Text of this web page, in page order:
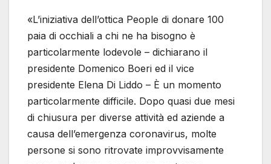
«L’iniziativa dell’ottica People di donare 100
paia di occhiali a chi ne ha bisogno è
particolarmente lodevole – dichiarano il
presidente Domenico Boeri ed il vice
presidente Elena Di Liddo – È un momento
particolarmente difficile. Dopo quasi due mesi
di chiusura per diverse attività ed aziende a
causa dell’emergenza coronavirus, molte
persone si sono ritrovate improvvisamente